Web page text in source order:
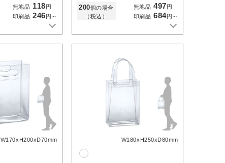
無地品 118 円
印刷品 246 円～
200個の場合
（税込）
無地品 497 円
印刷品 684円～
W170xH200xD70mm W180xH250xD80mm